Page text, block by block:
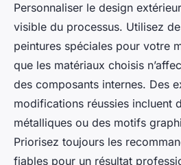
Personnaliser le design
visible du processus. Utilisez
peintures spéciales pour votre
que les matériaux choisis
des composants internes. Des
modifications réussies incluent
métalliques ou des motifs
Priorisez toujours les
fiables pour un résultat